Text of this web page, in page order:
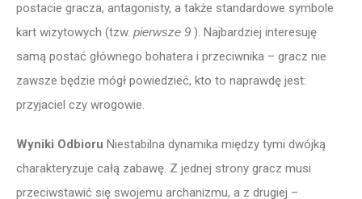
postacie gracza, antagonisty, a także standardowe symbole
kart wizytowych (tzw. pierwsze 9 ). Najbardziej interesuję
samą postać głównego bohatera i przeciwnika – gracz nie
zawsze będzie mógł powiedzieć, kto to naprawdę jest:
przyjaciel czy wrogowie.
Wyniki Odbioru Niestabilna dynamika między tymi dwójką
charakteryzuje całą zabawę. Z jednej strony gracz musi
przeciwstawić się swojemu archanizmu, a z drugiej –